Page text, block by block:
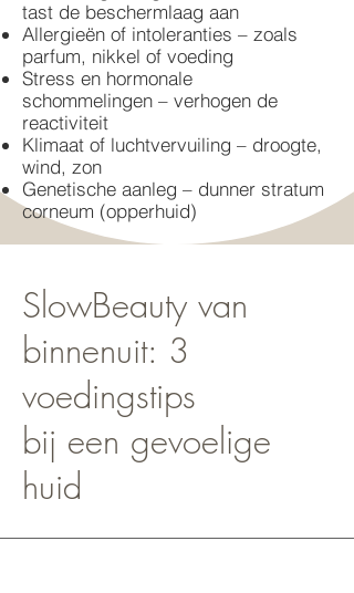
tast de beschermlaag aan
Allergieën of intoleranties – zoals
parfum, nikkel of voeding
Stress en hormonale
schommelingen – verhogen de
reactiviteit
Klimaat of luchtvervuiling – droogte,
wind, zon
Genetische aanleg – dunner stratum
corneum (opperhuid)
SlowBeauty van
binnenuit: 3
voedingstips
bij een gevoelige
huid